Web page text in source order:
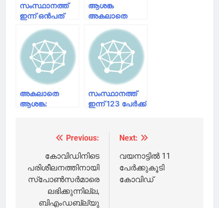
സംസ്ഥാനത്ത്
ഇന്ന് ഒൻപത്
കൊവിഡ്
സ്ഥിരീകരിച്ചു
ആശങ്ക
അകലാതെ
,സംസ്ഥാനത്ത്
193 പേർക്ക്
കോവിഡ്
സ്ഥിരീകരിച്ചു;
167 പേർക്ക്
രോഗമുക്തി
അകലാതെ
ആശങ്ക:
കൊവിഡ്; 93
രോഗമുക്തി
സംസ്ഥാനത്ത്
ഇന്ന് 123 പേർക്ക്
53 പേർക്ക്
navigation
Previous:
കോവിഡിനിടെ
പരിശീലനത്തിനായി
സ്പോൺസർമാരെ
ലഭിക്കുന്നില്ല,
ബിഎംഡബ്ല്യു
Next:
വയനാട്ടില്‍ 11
പേർക്കുകൂടി
കോവിഡ്